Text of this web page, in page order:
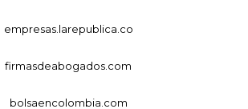
empresas.larepublica.co
firmasdeabogados.com
bolsaencolombia.com